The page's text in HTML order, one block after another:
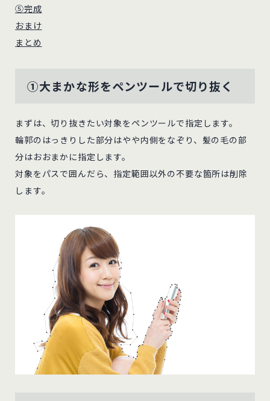
⑤完成
おまけ
まとめ
①大まかな形をペンツールで切り抜く
まずは、切り抜きたい対象をペンツールで指定します。
輪郭のはっきりした部分はやや内側をなぞり、髪の毛の部
分はおおまかに指定します。
対象をパスで囲んだら、指定範囲以外の不要な箇所は削除
します。